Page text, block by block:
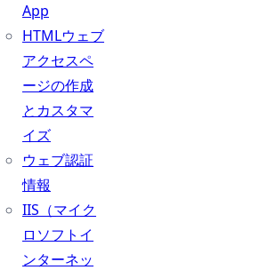
App
HTMLウェブ
アクセスペ
ージの作成
とカスタマ
イズ
ウェブ認証
情報
IIS（マイク
ロソフトイ
ンターネッ